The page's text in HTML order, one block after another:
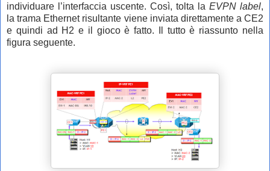
individuare l’interfaccia uscente. Così, tolta la EVPN label,
la trama Ethernet risultante viene inviata direttamente a CE2
e quindi ad H2 e il gioco è fatto. Il tutto è riassunto nella
figura seguente.